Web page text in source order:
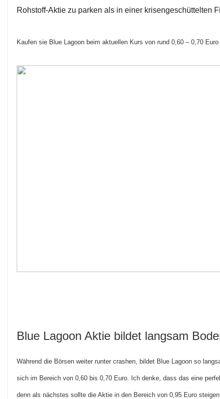
Rohstoff-Aktie zu parken als in einer krisengeschüttelten
Kaufen sie Blue Lagoon beim aktuellen Kurs von rund 0,60 – 0,70 Euro
Blue Lagoon Aktie bildet langsam
Während die Börsen weiter runter crashen, bildet Blue Lagoon so
sich im Bereich von 0,60 bis 0,70 Euro. Ich denke, dass das eine
denn als nächstes sollte die Aktie in den Bereich von 0,95 Euro